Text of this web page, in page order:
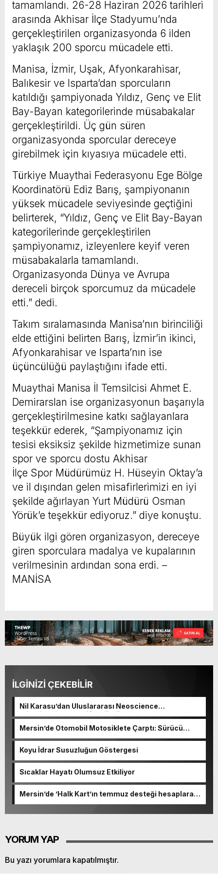
tamamlandı. 26-28 Haziran 2026 tarihleri
arasında Akhisar İlçe Stadyumu’nda
gerçekleştirilen organizasyonda 6 ilden
yaklaşık 200 sporcu mücadele etti.
Manisa, İzmir, Uşak, Afyonkarahisar,
Balıkesir ve Isparta’dan sporcuların
katıldığı şampiyonada Yıldız, Genç ve Elit
Bay-Bayan kategorilerinde müsabakalar
gerçekleştirildi. Üç gün süren
organizasyonda sporcular dereceye
girebilmek için kıyasıya mücadele etti.
Türkiye Muaythai Federasyonu Ege Bölge
Koordinatörü Ediz Barış, şampiyonanın
yüksek mücadele seviyesinde geçtiğini
belirterek, “Yıldız, Genç ve Elit Bay-Bayan
kategorilerinde gerçekleştirilen
şampiyonamız, izleyenlere keyif veren
müsabakalarla tamamlandı.
Organizasyonda Dünya ve Avrupa
dereceli birçok sporcumuz da mücadele
etti.” dedi.
Takım sıralamasında Manisa’nın birinciliği
elde ettiğini belirten Barış, İzmir’in ikinci,
Afyonkarahisar ve Isparta’nın ise
üçüncülüğü paylaştığını ifade etti.
Muaythai Manisa İl Temsilcisi Ahmet E.
Demirarslan ise organizasyonun başarıyla
gerçekleştirilmesine katkı sağlayanlara
teşekkür ederek, “Şampiyonamız için
tesisi eksiksiz şekilde hizmetimize sunan
spor ve sporcu dostu Akhisar
İlçe Spor Müdürümüz H. Hüseyin Oktay’a
ve il dışından gelen misafirlerimizi en iyi
şekilde ağırlayan Yurt Müdürü Osman
Yörük’e teşekkür ediyoruz.” diye konuştu.
Büyük ilgi gören organizasyon, dereceye
giren sporculara madalya ve kupalarının
verilmesinin ardından sona erdi. –
MANİSA
İLGİNİZİ ÇEKEBİLİR
Nil Karasu’dan Uluslararası Neoscience
Olimpiyatları’nda Çifte Gümüş Madalya
Mersin’de Otomobil Motosiklete Çarptı: Sürücü
Koyu İdrar Susuzluğun Göstergesi
Sıcaklar Hayatı Olumsuz Etkiliyor
Mersin’de ’Halk Kart’ın temmuz desteği hesaplara
YORUM YAP
Bu yazı yorumlara kapatılmıştır.